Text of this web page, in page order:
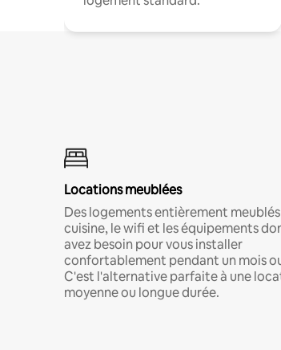
Locations meublées
Des logements entièrement
cuisine, le wifi et les équipements
avez besoin pour vous installer
confortablement pendant un mois
C'est l'alternative parfaite à une
moyenne ou longue durée.